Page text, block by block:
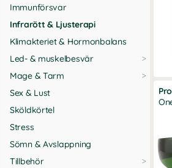
Immunförsvar
Infrarött & Ljusterapi
Klimakteriet & Hormonbalans
Led- & muskelbesvär
Mage & Tarm
Sex & Lust
Sköldkörtel
Stress
Sömn & Avslappning
Tillbehör